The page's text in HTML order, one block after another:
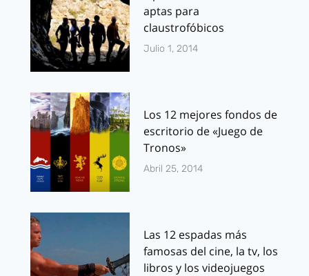
aptas para
claustrofóbicos
Julio 1, 2014
Los 12 mejores fondos de
escritorio de «Juego de
Tronos»
Abril 25, 2014
Las 12 espadas más
famosas del cine, la tv, los
libros y los videojuegos